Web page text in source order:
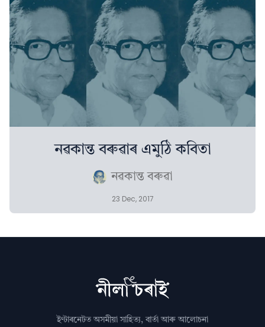
নৱকান্ত বৰুৱাৰ এমুঠি কবিতা
নৱকান্ত বৰুৱা
23 Dec, 2017
ইণ্টাৰনেটত অসমীয়া সাহিত্য, বাৰ্তা আৰু আলোচনা